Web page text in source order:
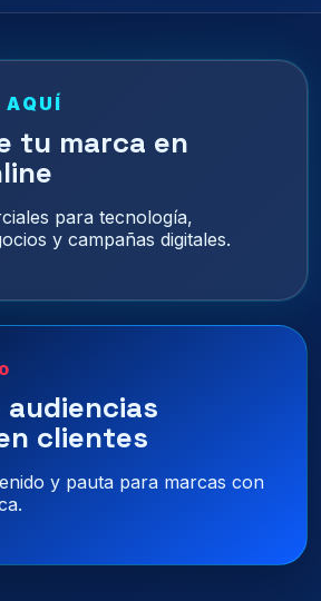
tu marca en
para tecnología,
y campañas digitales.
clientes
y pauta para marcas con